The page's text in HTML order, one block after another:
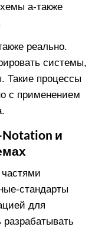
а-также
реально.
системы,
Такие процессы
с применением
и
стандарты
для